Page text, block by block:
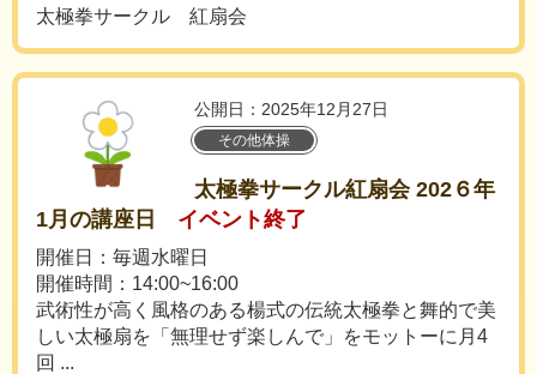
太極拳サークル 紅扇会
公開日：2025年12月27日
その他体操
太極拳サークル紅扇会 202６年
1月の講座日
イベント終了
開催日：毎週水曜日
開催時間：14:00~16:00
武術性が高く風格のある楊式の伝統太極拳と舞的で美
しい太極扇を「無理せず楽しんで」をモットーに月4
回 ...